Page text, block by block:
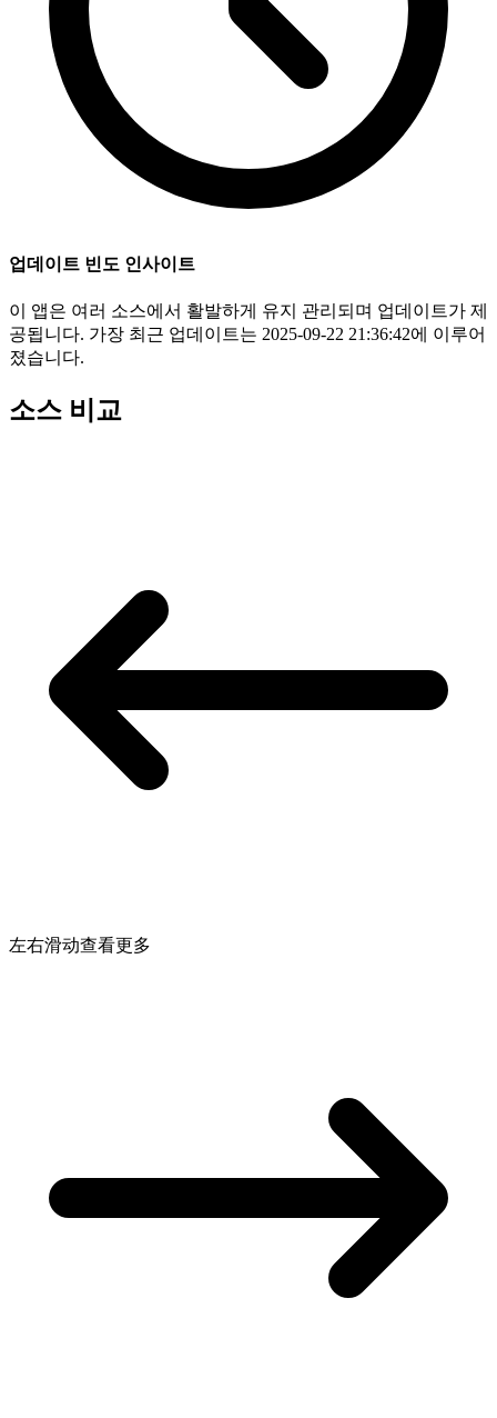
업데이트 빈도 인사이트
이 앱은 여러 소스에서 활발하게 유지 관리되며 업데이트가 제
공됩니다. 가장 최근 업데이트는 2025-09-22 21:36:42에 이루어
졌습니다.
소스 비교
左右滑动查看更多